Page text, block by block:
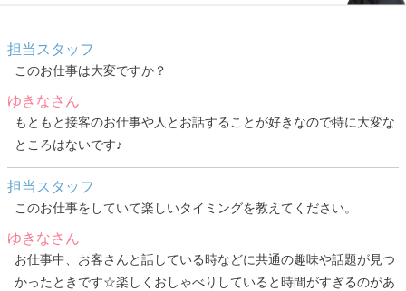
担当スタッフ
このお仕事は大変ですか？
ゆきなさん
もともと接客のお仕事や人とお話することが好きなので特に大変な
ところはないです♪
担当スタッフ
このお仕事をしていて楽しいタイミングを教えてください。
ゆきなさん
お仕事中、お客さんと話している時などに共通の趣味や話題が見つ
かったときです☆楽しくおしゃべりしていると時間がすぎるのがあ